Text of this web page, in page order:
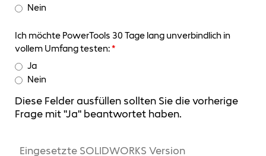
Nein
Ich möchte PowerTools 30 Tage lang unverbindlich in
vollem Umfang testen:*
Ja
Nein
Diese Felder ausfüllen sollten Sie die vorherige
Frage mit "Ja" beantwortet haben.